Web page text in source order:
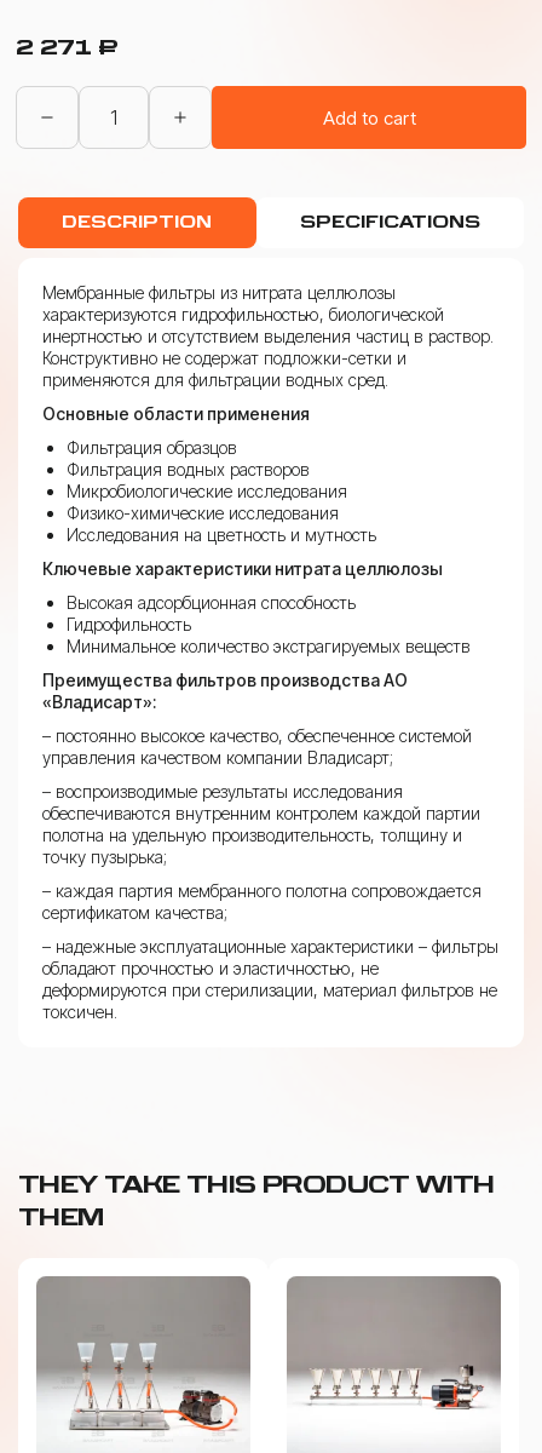
2 271 ₽
Фильтры
мембранные
из
(ФМНЦ)
0,45
мкм
Add to cart
DESCRIPTION SPECIFICATIONS
Мембранные фильтры из нитрата целлюлозы
характеризуются гидрофильностью, биологической
инертностью и отсутствием выделения частиц в раствор.
Конструктивно не содержат подложки-сетки и
применяются для фильтрации водных сред.
Основные области применения
Фильтрация образцов
Фильтрация водных растворов
Микробиологические исследования
Физико-химические исследования
Исследования на цветность и мутность
Ключевые характеристики нитрата целлюлозы
Высокая адсорбционная способность
Гидрофильность
Минимальное количество экстрагируемых веществ
Преимущества фильтров производства АО
«Владисарт»:
– постоянно высокое качество, обеспеченное системой
управления качеством компании Владисарт;
– воспроизводимые результаты исследования
обеспечиваются внутренним контролем каждой партии
полотна на удельную производительность, толщину и
точку пузырька;
– каждая партия мембранного полотна сопровождается
сертификатом качества;
– надежные эксплуатационные характеристики – фильтры
обладают прочностью и эластичностью, не
деформируются при стерилизации, материал фильтров не
токсичен.
THEY TAKE THIS PRODUCT WITH
THEM